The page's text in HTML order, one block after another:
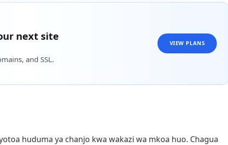
next site
and SSL.
VIEW PLANS
huduma ya chanjo kwa wakazi wa mkoa huo. Chagua